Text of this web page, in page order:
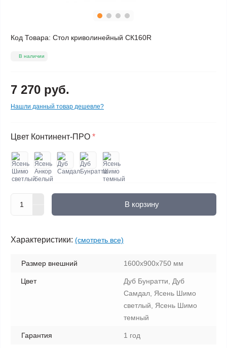
Код Товара: Стол криволинейный СК160R
В наличии
7 270 руб.
Нашли данный товар дешевле?
Цвет Континент-ПРО *
В корзину
Характеристики: (смотреть все)
Размер внешний 1600х900х750 мм
Цвет
Дуб Бунратти, Дуб
Самдал, Ясень Шимо
светлый, Ясень Шимо
темный
Гарантия 1 год